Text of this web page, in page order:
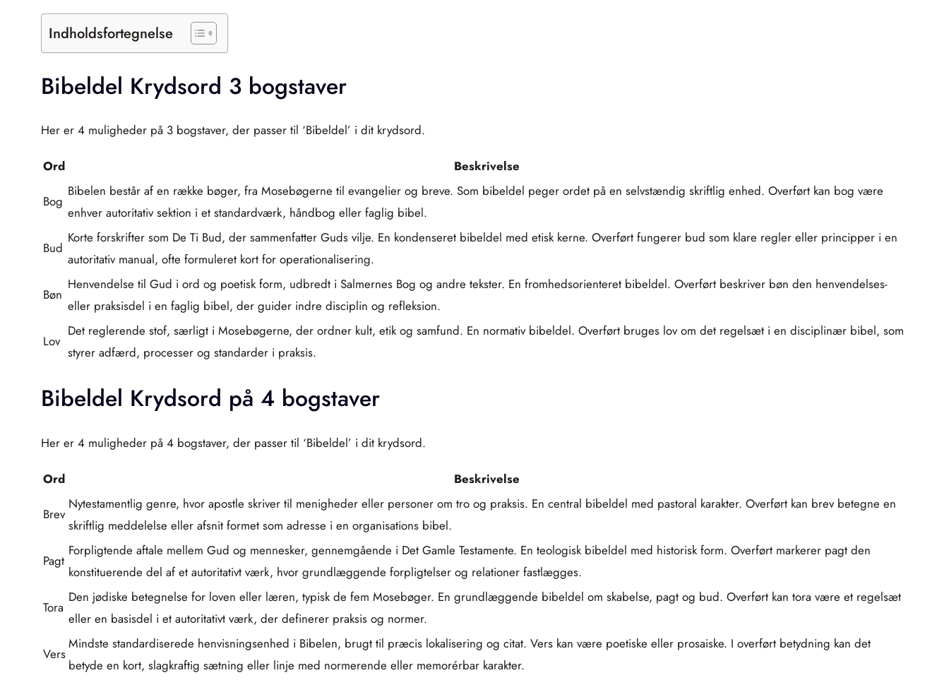
Indholdsfortegnelse
Bibeldel Krydsord 3 bogstaver
Her er 4 muligheder på 3 bogstaver, der passer til ‘Bibeldel’ i dit krydsord.
Ord Beskrivelse
Bog
Bibelen består af en række bøger, fra Mosebøgerne til evangelier og breve. Som bibeldel peger ordet på en selvstændig skriftlig enhed. Overført kan bog være
enhver autoritativ sektion i et standardværk, håndbog eller faglig bibel.
Bud
Korte forskrifter som De Ti Bud, der sammenfatter Guds vilje. En kondenseret bibeldel med etisk kerne. Overført fungerer bud som klare regler eller principper i en
autoritativ manual, ofte formuleret kort for operationalisering.
Bøn
Henvendelse til Gud i ord og poetisk form, udbredt i Salmernes Bog og andre tekster. En fromhedsorienteret bibeldel. Overført beskriver bøn den henvendelses-
eller praksisdel i en faglig bibel, der guider indre disciplin og refleksion.
Lov
Det reglerende stof, særligt i Mosebøgerne, der ordner kult, etik og samfund. En normativ bibeldel. Overført bruges lov om det regelsæt i en disciplinær bibel, som
styrer adfærd, processer og standarder i praksis.
Bibeldel Krydsord på 4 bogstaver
Her er 4 muligheder på 4 bogstaver, der passer til ‘Bibeldel’ i dit krydsord.
Ord Beskrivelse
Brev
Nytestamentlig genre, hvor apostle skriver til menigheder eller personer om tro og praksis. En central bibeldel med pastoral karakter. Overført kan brev betegne en
skriftlig meddelelse eller afsnit formet som adresse i en organisations bibel.
Pagt
Forpligtende aftale mellem Gud og mennesker, gennemgående i Det Gamle Testamente. En teologisk bibeldel med historisk form. Overført markerer pagt den
konstituerende del af et autoritativt værk, hvor grundlæggende forpligtelser og relationer fastlægges.
Tora
Den jødiske betegnelse for loven eller læren, typisk de fem Mosebøger. En grundlæggende bibeldel om skabelse, pagt og bud. Overført kan tora være et regelsæt
eller en basisdel i et autoritativt værk, der definerer praksis og normer.
Vers
Mindste standardiserede henvisningsenhed i Bibelen, brugt til præcis lokalisering og citat. Vers kan være poetiske eller prosaiske. I overført betydning kan det
betyde en kort, slagkraftig sætning eller linje med normerende eller memorérbar karakter.